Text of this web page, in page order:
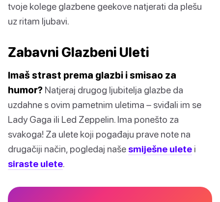
tvoje kolege glazbene geekove natjerati da plešu
uz ritam ljubavi.
Zabavni Glazbeni Uleti
Imaš strast prema glazbi i smisao za
humor? Natjeraj drugog ljubitelja glazbe da
uzdahne s ovim pametnim uletima – sviđali im se
Lady Gaga ili Led Zeppelin. Ima ponešto za
svakoga! Za ulete koji pogađaju prave note na
drugačiji način, pogledaj naše smiješne ulete i
siraste ulete.